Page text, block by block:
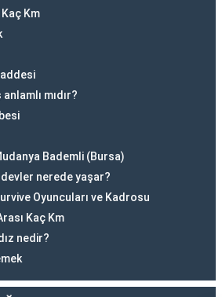
Km
mıdır?
Bademli (Bursa)
nerede yaşar?
Oyuncuları ve Kadrosu
Kaç Km
nedir?